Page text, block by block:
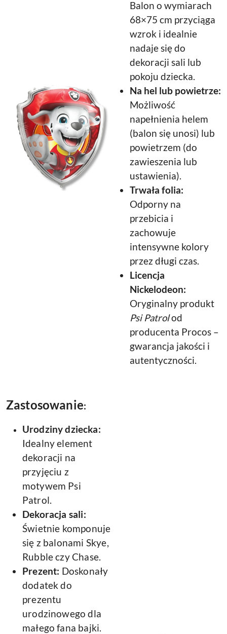
Balon o wymiarach
68×75 cm przyciąga
wzrok i idealnie
nadaje się do
dekoracji sali lub
pokoju dziecka.
Na hel lub powietrze:
Możliwość
napełnienia helem
(balon się unosi) lub
powietrzem (do
zawieszenia lub
ustawienia).
Trwała folia:
Odporny na
przebicia i
zachowuje
intensywne kolory
przez długi czas.
Licencja
Nickelodeon:
Oryginalny produkt
Psi Patrolod
producenta Procos –
gwarancja jakości i
autentyczności.
Zastosowanie:
Urodziny dziecka:
Idealny element
dekoracji na
przyjęciu z
motywem Psi
Patrol.
Dekoracja sali:
Świetnie komponuje
się z balonami Skye,
Rubble czy Chase.
Prezent: Doskonały
dodatek do
prezentu
urodzinowego dla
małego fana bajki.